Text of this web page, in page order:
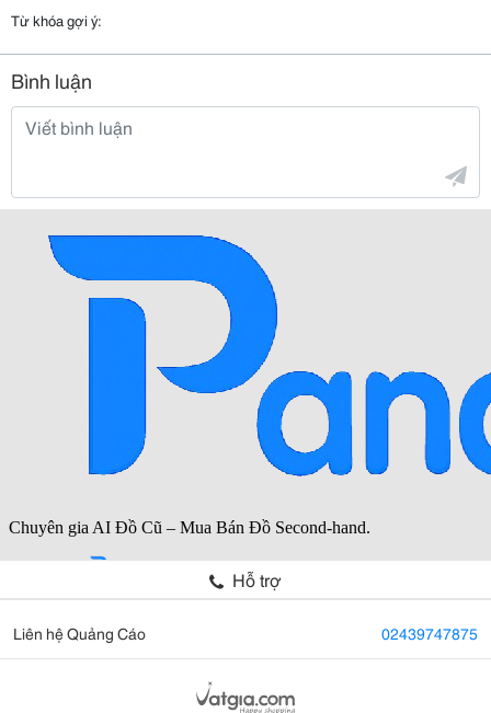
Từ khóa gợi ý:
Bình luận
Hỗ trợ
Liên hệ Quảng Cáo 02439747875